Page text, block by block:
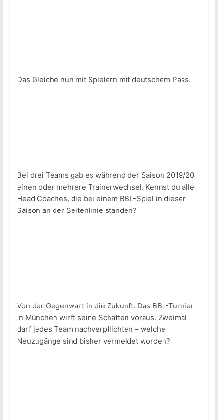
Das Gleiche nun mit Spielern mit deutschem Pass.
Bei drei Teams gab es während der Saison 2019/20
einen oder mehrere Trainerwechsel. Kennst du alle
Head Coaches, die bei einem BBL-Spiel in dieser
Saison an der Seitenlinie standen?
Von der Gegenwart in die Zukunft: Das BBL-Turnier
in München wirft seine Schatten voraus. Zweimal
darf jedes Team nachverpflichten – welche
Neuzugänge sind bisher vermeldet worden?